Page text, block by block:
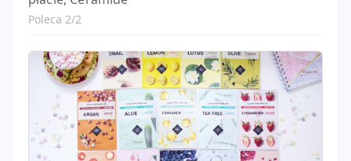
Poleca 2/2